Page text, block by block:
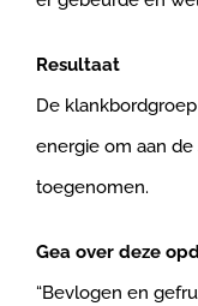
Resultaat
De
energie om aan de
toegenomen.
Gea over deze
“Bevlogen en